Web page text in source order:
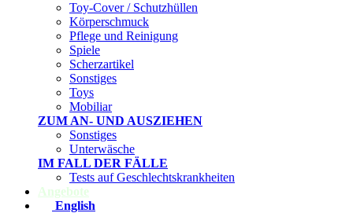
Toy-Cover / Schutzhüllen
Körperschmuck
Pflege und Reinigung
Spiele
Scherzartikel
Sonstiges
Toys
Mobiliar
ZUM AN- UND AUSZIEHEN
Sonstiges
Unterwäsche
IM FALL DER FÄLLE
Tests auf Geschlechtskrankheiten
Angebote
English